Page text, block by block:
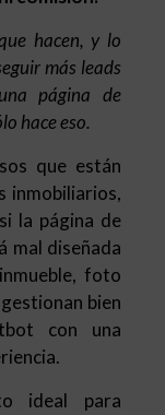
hacen, y lo
más leads
página de
hace eso.
que están
inmobiliarios,
si la página de
mal diseñada
foto
bien
con una
ideal para